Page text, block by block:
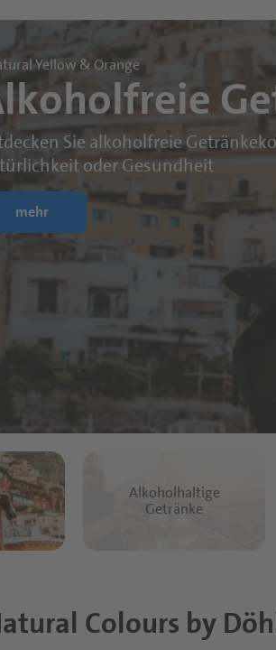
Yellow & Orange
Sie alkoholfreie
oder Gesundheit
mehr
Alkoholhaltige
Getränke
Colours by